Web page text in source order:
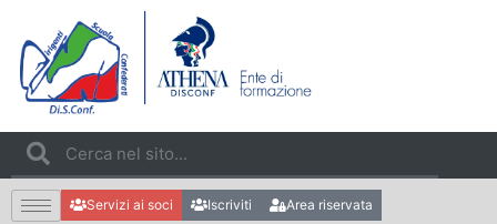
Servizi ai soci Iscriviti Area riservata